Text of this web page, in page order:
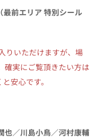
前エリア 特別シール
りいただけますが、場
確実にご覧頂きたい方は
安心です。
也／川島小鳥／河村康輔